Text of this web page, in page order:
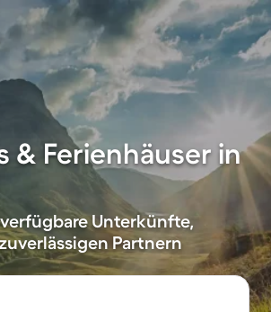
& Ferienhäuser in
Unterkünfte,
Partnern